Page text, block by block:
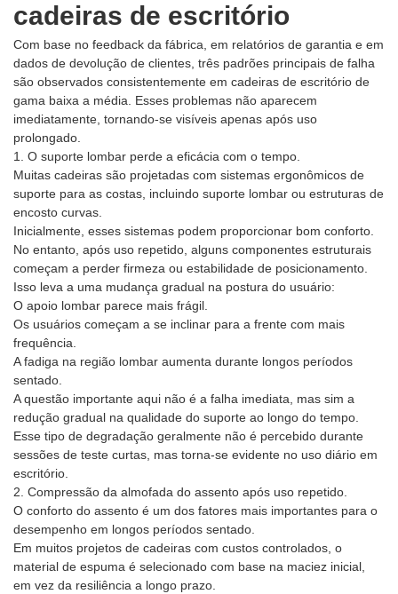
cadeiras de escritório
Com base no feedback da fábrica, em relatórios de garantia e em
dados de devolução de clientes, três padrões principais de falha
são observados consistentemente em cadeiras de escritório de
gama baixa a média. Esses problemas não aparecem
imediatamente, tornando-se visíveis apenas após uso
prolongado.
1. O suporte lombar perde a eficácia com o tempo.
Muitas cadeiras são projetadas com sistemas ergonômicos de
suporte para as costas, incluindo suporte lombar ou estruturas de
encosto curvas.
Inicialmente, esses sistemas podem proporcionar bom conforto.
No entanto, após uso repetido, alguns componentes estruturais
começam a perder firmeza ou estabilidade de posicionamento.
Isso leva a uma mudança gradual na postura do usuário:
O apoio lombar parece mais frágil.
Os usuários começam a se inclinar para a frente com mais
frequência.
A fadiga na região lombar aumenta durante longos períodos
sentado.
A questão importante aqui não é a falha imediata, mas sim a
redução gradual na qualidade do suporte ao longo do tempo.
Esse tipo de degradação geralmente não é percebido durante
sessões de teste curtas, mas torna-se evidente no uso diário em
escritório.
2. Compressão da almofada do assento após uso repetido.
O conforto do assento é um dos fatores mais importantes para o
desempenho em longos períodos sentado.
Em muitos projetos de cadeiras com custos controlados, o
material de espuma é selecionado com base na maciez inicial,
em vez da resiliência a longo prazo.